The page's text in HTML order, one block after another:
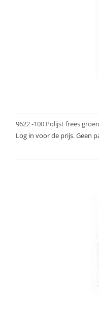
9622 -100 Polijst frees
Log in voor de prijs. Geen